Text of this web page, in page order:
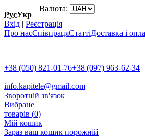
РусУкр
Валюта:
Вхід | Реєстрація
Про насСпівпрацяСтаттіДоставка і
+38 (050) 821-01-76+38 (097) 963-62-34
info.kapitele@gmail.com
Зворотній зв'язок
Вибране
товарів (0)
Мій кошик
Зараз ваш кошик порожній